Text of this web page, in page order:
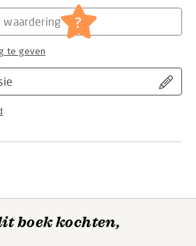
Today). "Accessible and
of the Year, The Times).
(Tim Harford, author of The
Back).
waardering ?
te geven
boek kochten,